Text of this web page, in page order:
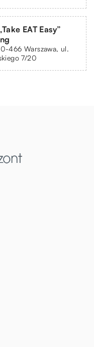
EAT Easy”
466 Warszawa, ul.
7/20